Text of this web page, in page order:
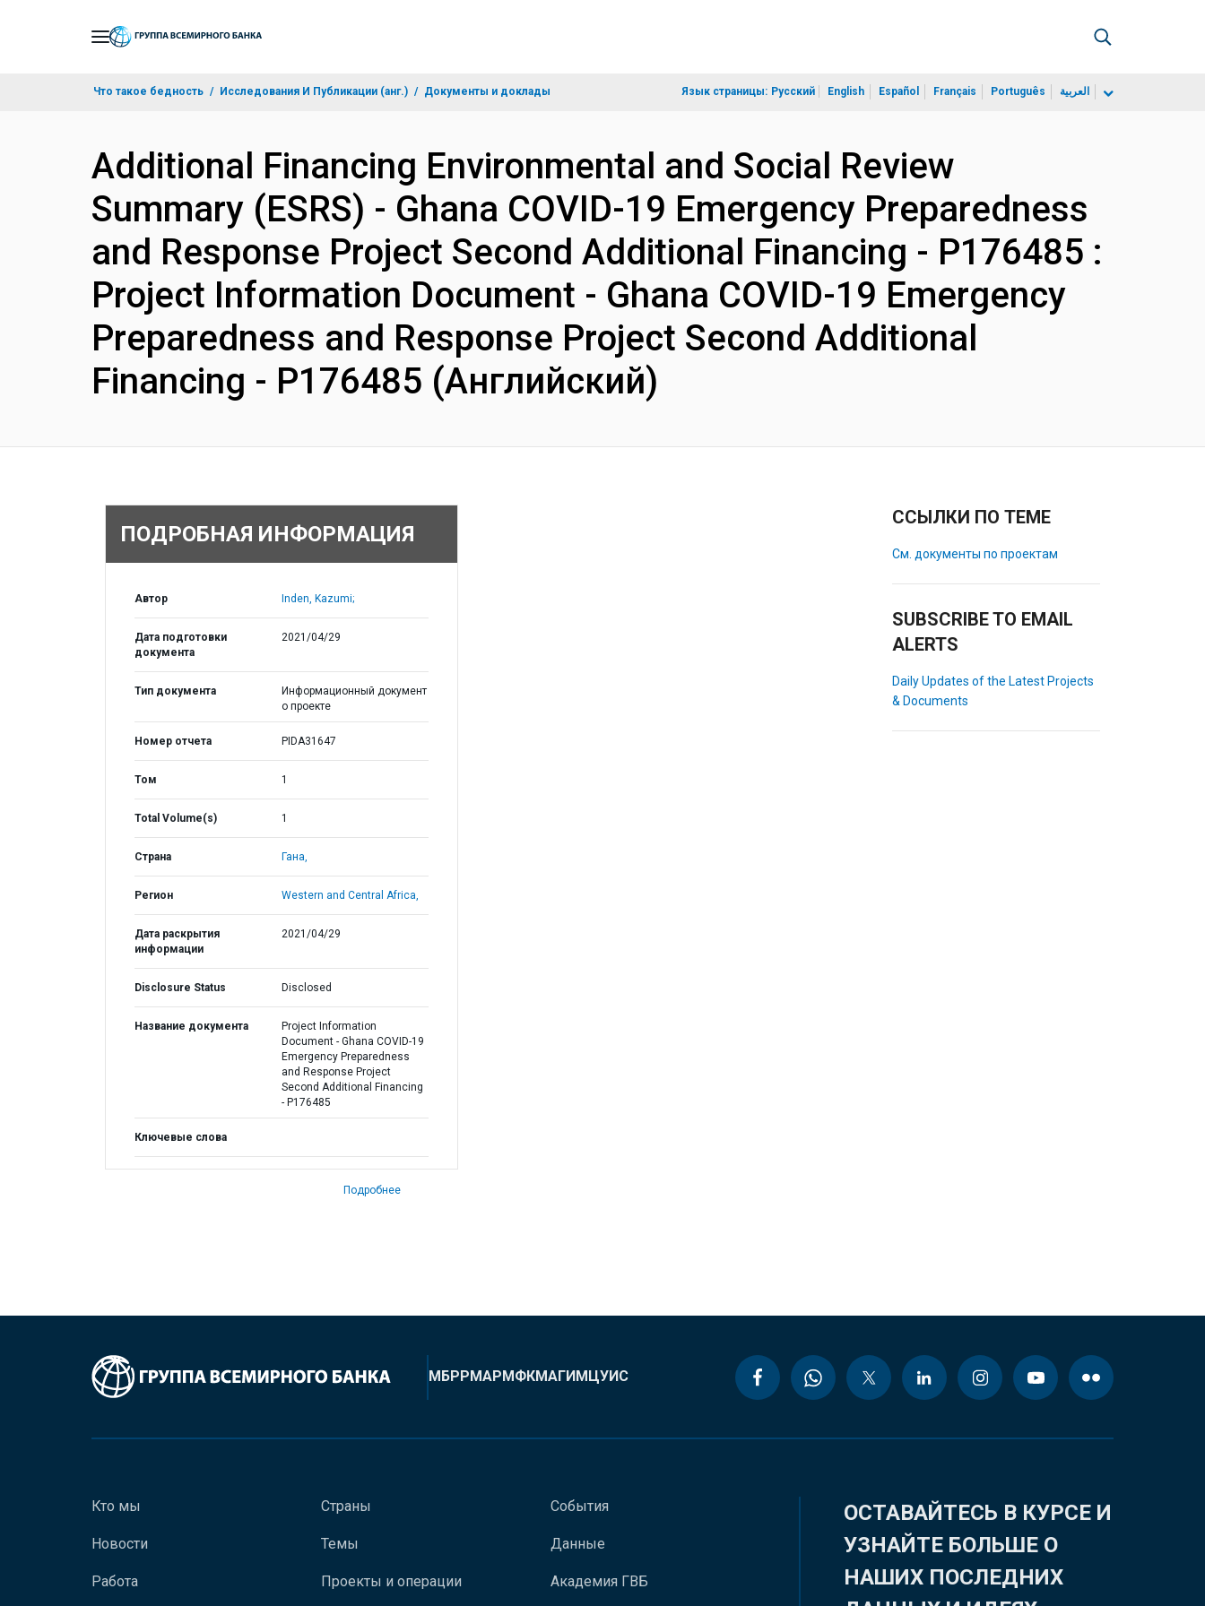
Что такое бедность Исследования И Публикации (анг.) Документы и доклады Язык страницы: Русский English Español Français Português العربية
Additional Financing Environmental and Social Review
Summary (ESRS) - Ghana COVID-19 Emergency Preparedness
and Response Project Second Additional Financing - P176485 :
Project Information Document - Ghana COVID-19 Emergency
Preparedness and Response Project Second Additional
Financing - P176485 (Английский)
ПОДРОБНАЯ ИНФОРМАЦИЯ
Автор Inden, Kazumi;
Дата подготовки
документа
2021/04/29
Тип документа
Информационный документ
о проекте
Номер отчета PIDA31647
Том 1
Total Volume(s) 1
Страна Гана,
Регион Western and Central Africa,
Дата раскрытия
информации
2021/04/29
Disclosure Status Disclosed
Название документа
Project Information
Document - Ghana COVID-19
Emergency Preparedness
and Response Project
Second Additional Financing
- P176485
Ключевые слова
Подробнее
ССЫЛКИ ПО ТЕМЕ
См. документы по проектам
SUBSCRIBE TO EMAIL
ALERTS
Daily Updates of the Latest Projects
& Documents
МБРРМАРМФКМАГИМЦУИС
Кто мы
Новости
Работа
Страны
Темы
Проекты и операции
События
Данные
Академия ГВБ
ОСТАВАЙТЕСЬ В КУРСЕ И
УЗНАЙТЕ БОЛЬШЕ О
НАШИХ ПОСЛЕДНИХ